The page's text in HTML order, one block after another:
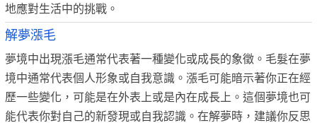
地應對生活中的挑戰。
解夢漲毛
夢境中出現漲毛通常代表著一種變化或成長的象徵。毛髮在夢
境中通常代表個人形象或自我意識。漲毛可能暗示著你正在經
歷一些變化，可能是在外表上或是內在成長上。這個夢境也可
能代表你對自己的新發現或自我認識。在解夢時，建議你反思